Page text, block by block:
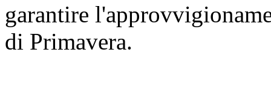
garantire
di Primavera.